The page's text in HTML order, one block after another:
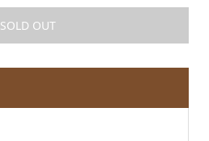
SOLD OUT